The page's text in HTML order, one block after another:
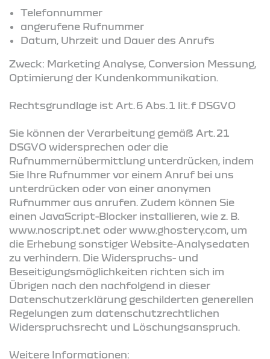
Telefonnummer
angerufene Rufnummer
Datum, Uhrzeit und Dauer des Anrufs
Zweck: Marketing Analyse, Conversion Messung,
Optimierung der Kundenkommunikation.
Rechtsgrundlage ist Art. 6 Abs. 1 lit. f DSGVO
Sie können der Verarbeitung gemäß Art. 21
DSGVO widersprechen oder die
Rufnummernübermittlung unterdrücken, indem
Sie Ihre Rufnummer vor einem Anruf bei uns
unterdrücken oder von einer anonymen
Rufnummer aus anrufen. Zudem können Sie
einen JavaScript-Blocker installieren, wie z. B.
www.noscript.net oder www.ghostery.com, um
die Erhebung sonstiger Website-Analysedaten
zu verhindern. Die Widerspruchs- und
Beseitigungsmöglichkeiten richten sich im
Übrigen nach den nachfolgend in dieser
Datenschutzerklärung geschilderten generellen
Regelungen zum datenschutzrechtlichen
Widerspruchsrecht und Löschungsanspruch.
Weitere Informationen: